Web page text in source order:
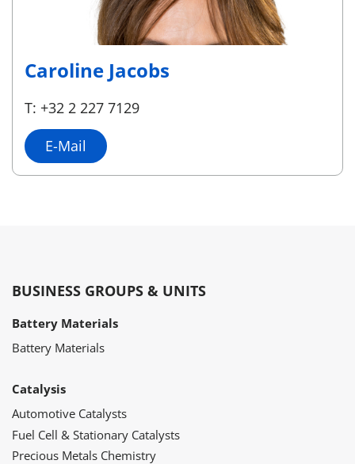
Caroline Jacobs
T: +32 2 227 7129
E-Mail
BUSINESS GROUPS & UNITS
Battery Materials
Battery Materials
Catalysis
Automotive Catalysts
Fuel Cell & Stationary Catalysts
Precious Metals Chemistry